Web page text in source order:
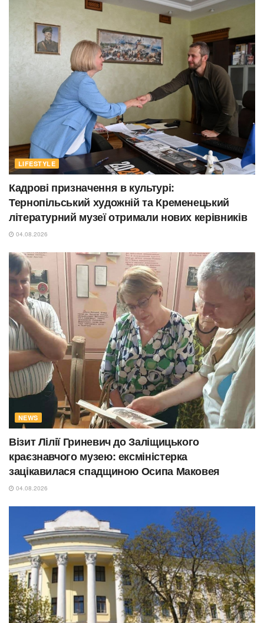
LIFESTYLE
Кадрові призначення в культурі:
Тернопільський художній та Кременецький
літературний музеї отримали нових керівників
04.08.2026
NEWS
Візит Лілії Гриневич до Заліщицького
краєзнавчого музею: ексміністерка
зацікавилася спадщиною Осипа Маковея
04.08.2026